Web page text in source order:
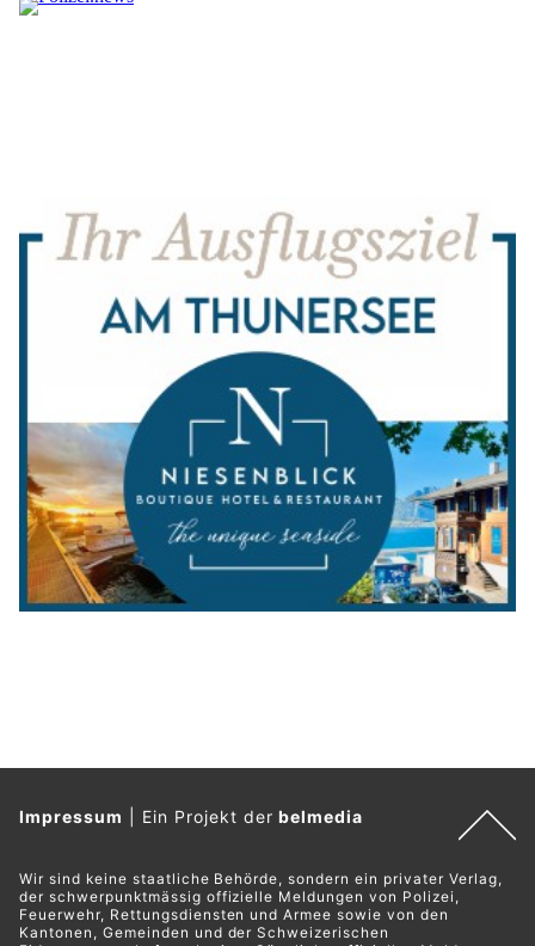
Impressum Ein Projekt derbelmedia
Wir sind keine staatliche Behörde, sondern ein privater Verlag,
der schwerpunktmässig offizielle Meldungen von Polizei,
Feuerwehr, Rettungsdiensten und Armee sowie von den
Kantonen, Gemeinden und der Schweizerischen